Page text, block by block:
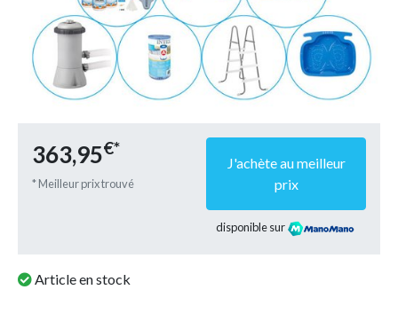
363,95€*
* Meilleur prix trouvé
J'achète au meilleur
prix
disponible sur
Article en stock